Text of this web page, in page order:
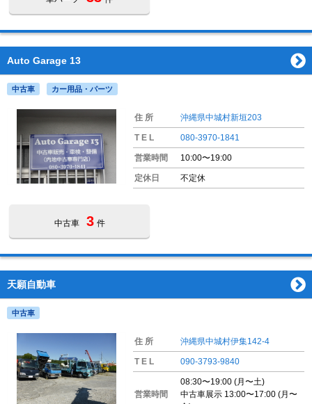
Auto Garage 13
中古車 カー用品・パーツ
住 所 沖縄県中城村新垣203
T E L 080-3970-1841
営業時間 10:00〜19:00
定休日 不定休
中古車 3 件
天願自動車
中古車
住 所 沖縄県中城村伊集142-4
T E L 090-3793-9840
営業時間
08:30〜19:00(月〜土)
中古車展示 13:00〜17:00(月〜